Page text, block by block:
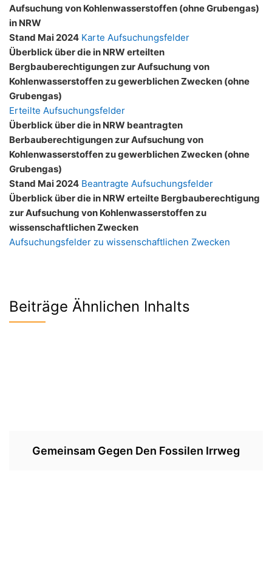
Aufsuchung von Kohlenwasserstoffen (ohne Grubengas)
in NRW
Stand Mai 2024 Karte Aufsuchungsfelder
Überblick über die in NRW erteilten
Bergbauberechtigungen zur Aufsuchung von
Kohlenwasserstoffen zu gewerblichen Zwecken (ohne
Grubengas)
Erteilte Aufsuchungsfelder
Überblick über die in NRW beantragten
Berbauberechtigungen zur Aufsuchung von
Kohlenwasserstoffen zu gewerblichen Zwecken (ohne
Grubengas)
Stand Mai 2024 Beantragte Aufsuchungsfelder
Überblick über die in NRW erteilte Bergbauberechtigung
zur Aufsuchung von Kohlenwasserstoffen zu
wissenschaftlichen Zwecken
Aufsuchungsfelder zu wissenschaftlichen Zwecken
Beiträge Ähnlichen Inhalts
Gemeinsam Gegen Den Fossilen Irrweg